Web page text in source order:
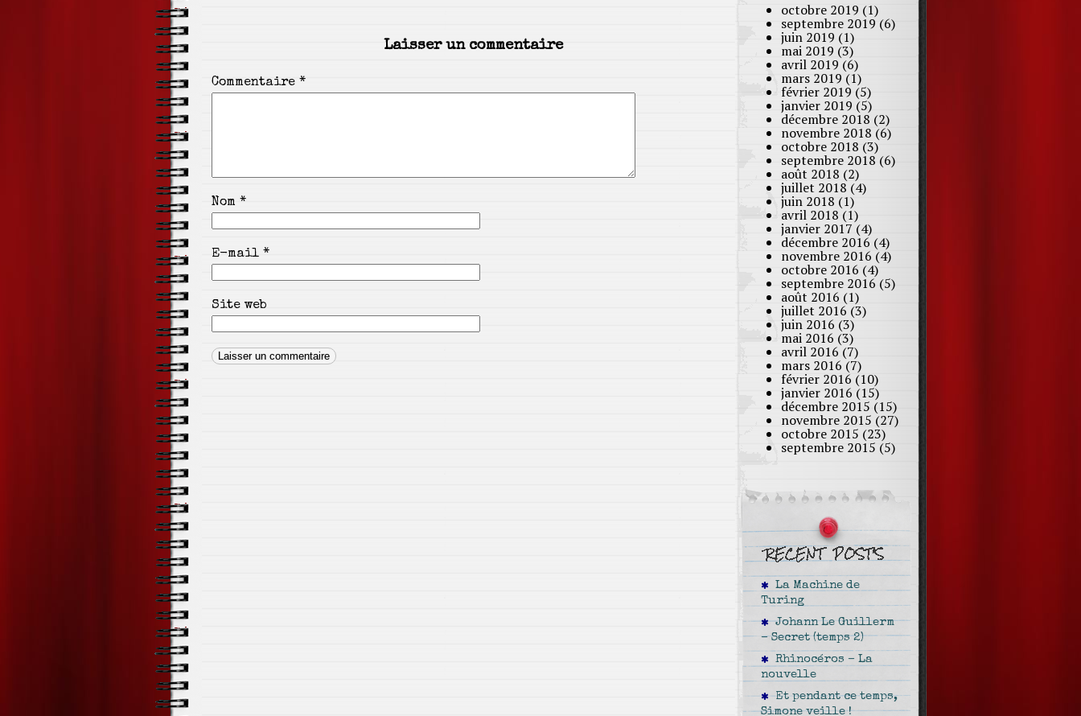
Laisser un commentaire
Commentaire *
Nom *
E-mail *
Site web
octobre 2019 (1)
septembre 2019 (6)
juin 2019 (1)
mai 2019 (3)
avril 2019 (6)
mars 2019 (1)
février 2019 (5)
janvier 2019 (5)
décembre 2018 (2)
novembre 2018 (6)
octobre 2018 (3)
septembre 2018 (6)
août 2018 (2)
juillet 2018 (4)
juin 2018 (1)
avril 2018 (1)
janvier 2017 (4)
décembre 2016 (4)
novembre 2016 (4)
octobre 2016 (4)
septembre 2016 (5)
août 2016 (1)
juillet 2016 (3)
juin 2016 (3)
mai 2016 (3)
avril 2016 (7)
mars 2016 (7)
février 2016 (10)
janvier 2016 (15)
décembre 2015 (15)
novembre 2015 (27)
octobre 2015 (23)
septembre 2015 (5)
La Machine de
Turing
Johann Le Guillerm
– Secret (temps 2)
Rhinocéros – La
nouvelle
Et pendant ce temps,
Simone veille !